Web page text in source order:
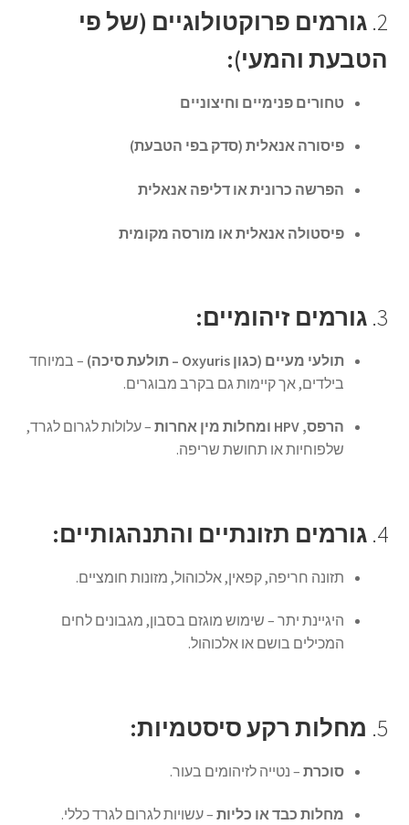
2. גורמים פרוקטולוגיים (של פי
הטבעת והמעי):
טחורים פנימיים וחיצוניים
פיסורה אנאלית (סדק בפי הטבעת)
הפרשה כרונית או דליפה אנאלית
פיסטולה אנאלית או מורסה מקומית
3. גורמים זיהומיים:
תולעי מעיים (כגון Oxyuris – תולעת סיכה)
– במיוחד
בילדים, אך קיימות גם בקרב מבוגרים.
הרפס, HPV ומחלות מין אחרות
– עלולות לגרום לגרד,
שלפוחיות או תחושת שריפה.
4. גורמים תזונתיים והתנהגותיים:
תזונה חריפה, קפאין, אלכוהול, מזונות חומציים.
היגיינת יתר – שימוש מוגזם בסבון, מגבונים לחים
המכילים בושם או אלכוהול.
5. מחלות רקע סיסטמיות:
סוכרת– נטייה לזיהומים בעור.
מחלות כבד או כליות– עשויות לגרום לגרד כללי.